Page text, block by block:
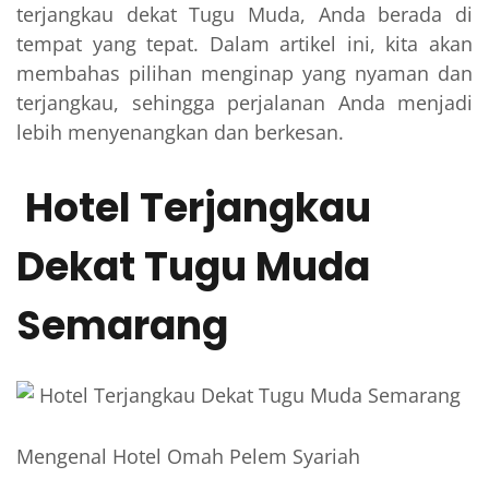
terjangkau dekat Tugu Muda, Anda berada di
tempat yang tepat. Dalam artikel ini, kita akan
membahas pilihan menginap yang nyaman dan
terjangkau, sehingga perjalanan Anda menjadi
lebih menyenangkan dan berkesan.
Hotel Terjangkau
Dekat Tugu Muda
Semarang
Mengenal Hotel Omah Pelem Syariah